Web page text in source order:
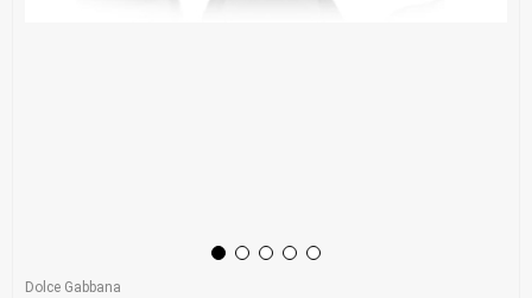
Dolce Gabbana